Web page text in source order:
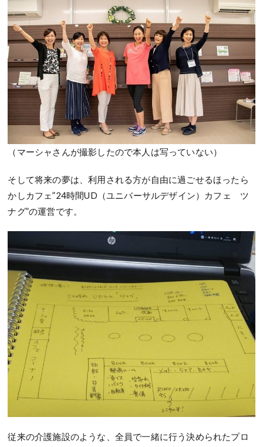
（マーシャさんが撮影したので本人は写っていない）
そして将来の夢は、利用される方が自由に過ごせるほったら
かしカフェ”24時間UD（ユニバーサルデザイン）カフェ ツ
ナグ”の運営です。
従来の介護施設のような、全員で一緒に行う決められたプロ